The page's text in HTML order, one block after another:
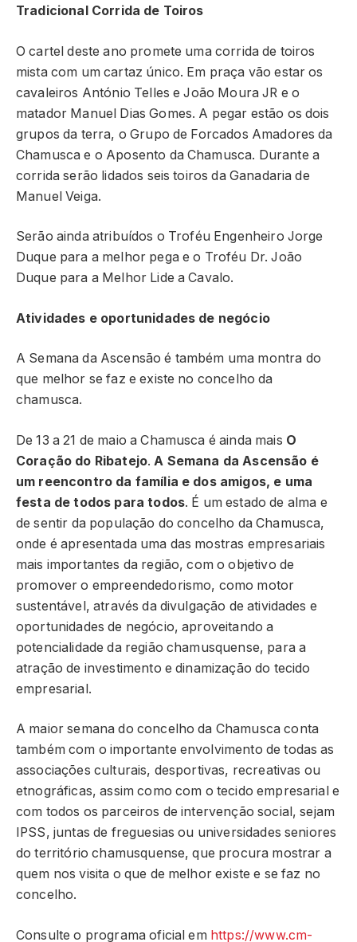
Tradicional Corrida de Toiros
O cartel deste ano promete uma corrida de toiros
mista com um cartaz único. Em praça vão estar os
cavaleiros António Telles e João Moura JR e o
matador Manuel Dias Gomes. A pegar estão os dois
grupos da terra, o Grupo de Forcados Amadores da
Chamusca e o Aposento da Chamusca. Durante a
corrida serão lidados seis toiros da Ganadaria de
Manuel Veiga.
Serão ainda atribuídos o Troféu Engenheiro Jorge
Duque para a melhor pega e o Troféu Dr. João
Duque para a Melhor Lide a Cavalo.
Atividades e oportunidades de negócio
A Semana da Ascensão é também uma montra do
que melhor se faz e existe no concelho da
chamusca.
De 13 a 21 de maio a Chamusca é ainda mais O
Coração do Ribatejo. A Semana da Ascensão é
um reencontro da família e dos amigos, e uma
festa de todos para todos. É um estado de alma e
de sentir da população do concelho da Chamusca,
onde é apresentada uma das mostras empresariais
mais importantes da região, com o objetivo de
promover o empreendedorismo, como motor
sustentável, através da divulgação de atividades e
oportunidades de negócio, aproveitando a
potencialidade da região chamusquense, para a
atração de investimento e dinamização do tecido
empresarial.
A maior semana do concelho da Chamusca conta
também com o importante envolvimento de todas as
associações culturais, desportivas, recreativas ou
etnográficas, assim como com o tecido empresarial e
com todos os parceiros de intervenção social, sejam
IPSS, juntas de freguesias ou universidades seniores
do território chamusquense, que procura mostrar a
quem nos visita o que de melhor existe e se faz no
concelho.
Consulte o programa oficial em https://www.cm-